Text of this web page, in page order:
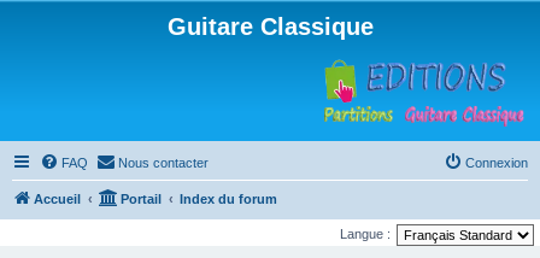
Guitare Classique
FAQ Nous contacter Connexion
Accueil Portail Index du forum
Langue :